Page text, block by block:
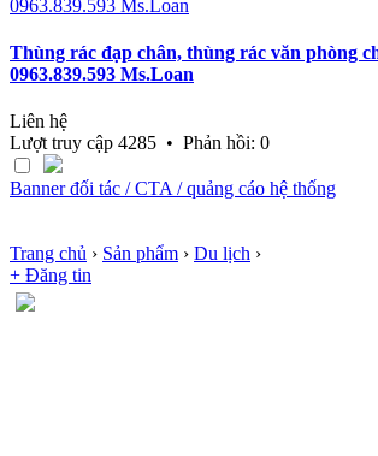
Thùng rác đạp chân, thùng rác văn phòng
0963.839.593 Ms.Loan
Liên hệ
Lượt truy cập 4285 • Phản hồi: 0
Banner đối tác / CTA / quảng cáo hệ thống
Trang chủ › Sản phẩm › Du lịch ›
+ Đăng tin